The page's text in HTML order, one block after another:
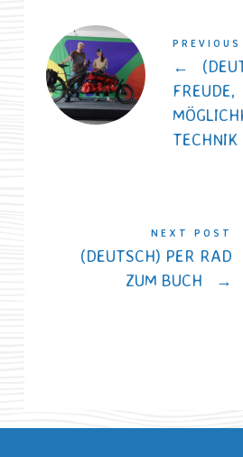
←
FREUDE,
TECHNIK
NEXT POST
(DEUTSCH) PER RAD
ZUM BUCH
→